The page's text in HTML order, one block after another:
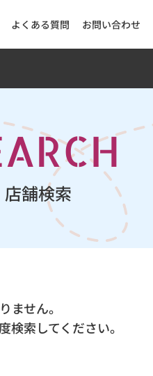
よくある質問 お問い合わせ
店舗検索
ません。
検索してください。